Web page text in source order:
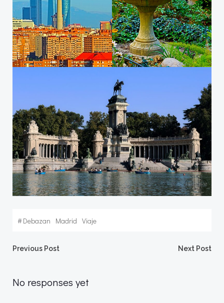
#Debazan Madrid Viaje
Navegación
por
Previous Post Next Post
No responses yet